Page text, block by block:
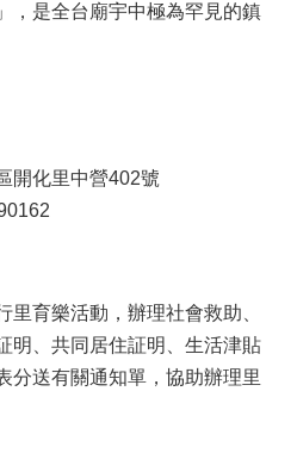
，是全台廟宇中極為罕見的鎮
開化里中營402號
育樂活動，辦理社會救助、
明、共同居住証明、生活津貼
分送有關通知單，協助辦理里